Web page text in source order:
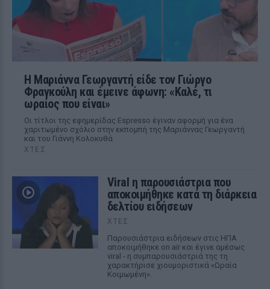
Η Μαριάννα Γεωργαντή είδε τον Γιώργο
Φραγκούλη και έμεινε άφωνη: «Καλέ, τι
ωραίος που είναι»
Οι τίτλοι της εφημερίδας Espresso έγιναν αφορμή για ένα
χαριτωμένο σχόλιο στην εκπομπή της Μαριάννας Γεωργαντή
και του Γιάννη Κολοκυθά
ΧΤΕΣ
Viral η παρουσιάστρια που
αποκοιμήθηκε κατά τη διάρκεια
δελτίου ειδήσεων
ΧΤΕΣ
Παρουσιάστρια ειδήσεων στις ΗΠΑ
αποκοιμήθηκε on air και έγινε αμέσως
viral - η συμπαρουσιάστριά της τη
χαρακτήρισε χιουμοριστικά «Ωραία
Κοιμωμένη».